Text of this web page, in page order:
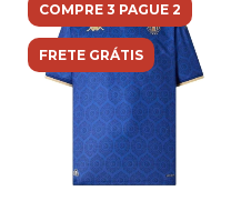
COMPRE 3 PAGUE 2
FRETE GRÁTIS